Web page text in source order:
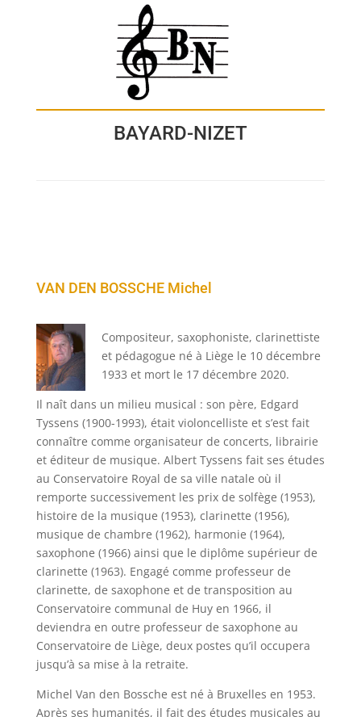
BAYARD-NIZET
VAN DEN BOSSCHE Michel
Compositeur, saxophoniste, clarinettiste
et pédagogue né à Liège le 10 décembre
1933 et mort le 17 décembre 2020.
Il naît dans un milieu musical : son père, Edgard
Tyssens (1900-1993), était violoncelliste et s’est fait
connaître comme organisateur de concerts, librairie
et éditeur de musique. Albert Tyssens fait ses études
au Conservatoire Royal de sa ville natale où il
remporte successivement les prix de solfège (1953),
histoire de la musique (1953), clarinette (1956),
musique de chambre (1962), harmonie (1964),
saxophone (1966) ainsi que le diplôme supérieur de
clarinette (1963). Engagé comme professeur de
clarinette, de saxophone et de transposition au
Conservatoire communal de Huy en 1966, il
deviendra en outre professeur de saxophone au
Conservatoire de Liège, deux postes qu’il occupera
jusqu’à sa mise à la retraite.
Michel Van den Bossche est né à Bruxelles en 1953.
Après ses humanités, il fait des études musicales au